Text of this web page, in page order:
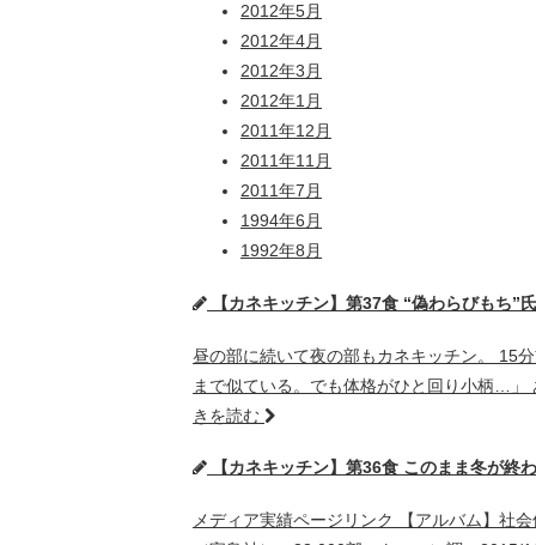
2012年5月
2012年4月
2012年3月
2012年1月
2011年12月
2011年11月
2011年7月
1994年6月
1992年8月
【カネキッチン】第37食 “偽わらびもち
昼の部に続いて夜の部もカネキッチン。 15
まで似ている。でも体格がひと回り小柄…
きを読む
【カネキッチン】第36食 このまま冬が
メディア実績ページリンク 【アルバム】社